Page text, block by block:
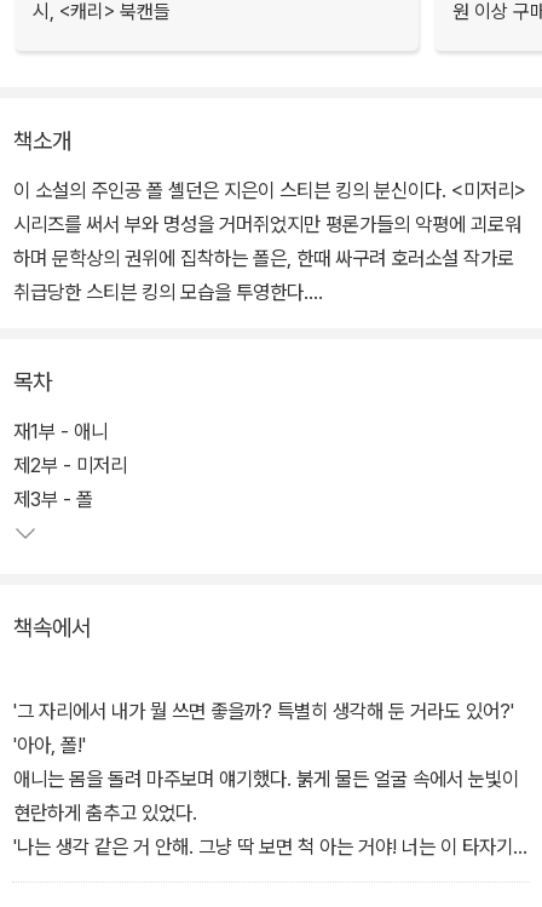
시, <캐리> 북캔들
원 이상 구
책소개
이 소설의 주인공 폴 셸던은 지은이 스티븐 킹의 분신이다. <미저리>
시리즈를 써서 부와 명성을 거머쥐었지만 평론가들의 악평에 괴로워
하며 문학상의 권위에 집착하는 폴은, 한때 싸구려 호러소설 작가로
취급당한 스티븐 킹의 모습을 투영한다.
신을 구해준 전직 간호사 애니를 만나는 장면으로 시작한다. 자칭 '폴
셸던의 넘버원 팬'이자 생명의 은인인 애니는 미저리 시리즈의 주인
공이 죽는다는 사실을 알게 되자, 폴에게 미저리를 살려내라고 광분
한다.
위해 하루하루 이야기를 지어내는 신세가 된 것이다.
좁은 공간에 놓인 두 사람의 심리를 치밀하게 묘사하여 오싹함을 자
아내는 작품이다. 작가가 모르는 팬의 맹목적 사랑, 팬이 모르는 창작
의 기쁨과 괴로움을 그린 소설. 로브 라이너 감독의 동명 영화로 널리
알려졌으며, 애니 역을 맡은 캐시 베이츠는 이 영화로 아카데미 여우
주연상을 받았다.
목차
재1부 - 애니
제2부 - 미저리
제3부 - 폴
책속에서
'그 자리에서 내가 뭘 쓰면 좋을까? 특별히 생각해 둔 거라도 있어?'
'아아, 폴!'
애니는 몸을 돌려 마주보며 얘기했다. 붉게 물든 얼굴 속에서 눈빛이
현란하게 춤추고 있었다.
'나는 생각 같은 거 안해. 그냥 딱 보면 척 아는 거야! 너는 이 타자기
로 새로운 소설을 쓸 거야! 폴 셸던 최고의 소설! <돌아온 미저리>!'